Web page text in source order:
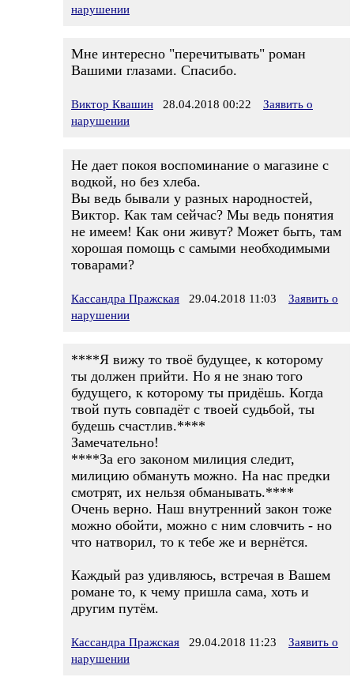
нарушении
Мне интересно "перечитывать" роман
Вашими глазами. Спасибо.
Виктор Квашин 28.04.2018 00:22
Заявить о
нарушении
Не дает покоя воспоминание о магазине с
водкой, но без хлеба.
Вы ведь бывали у разных народностей,
Виктор. Как там сейчас? Мы ведь понятия
не имеем! Как они живут? Может быть, там
хорошая помощь с самыми необходимыми
товарами?
Кассандра Пражская 29.04.2018 11:03
Заявить о
нарушении
****Я вижу то твоё будущее, к которому
ты должен прийти. Но я не знаю того
будущего, к которому ты придёшь. Когда
твой путь совпадёт с твоей судьбой, ты
будешь счастлив.****
Замечательно!
****За его законом милиция следит,
милицию обмануть можно. На нас предки
смотрят, их нельзя обманывать.****
Очень верно. Наш внутренний закон тоже
можно обойти, можно с ним словчить - но
что натворил, то к тебе же и вернётся.
Каждый раз удивляюсь, встречая в Вашем
романе то, к чему пришла сама, хоть и
другим путём.
Кассандра Пражская 29.04.2018 11:23
Заявить о
нарушении